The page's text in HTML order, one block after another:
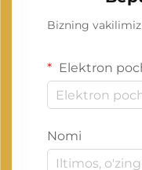
Bizning
Elektron
Nomi